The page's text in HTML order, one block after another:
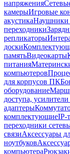
напряжения
камерыИгровые
акустикаНаушники
переходники
репликаторы
доски
памятьВидеокарты
питания
компьютеров
для корпусов ПК
оборудование
доступа, усилители
адаптеры
комплектующиеIP-
переходники
связиАксессуары
ноутбуков
компьютера